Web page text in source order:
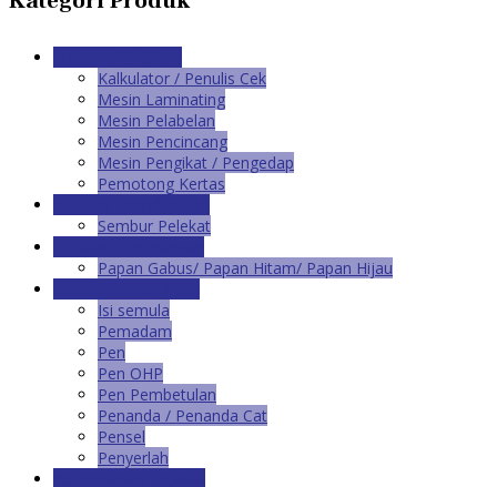
Kalkulator / Penulis Cek
Mesin Laminating
Mesin Pelabelan
Mesin Pencincang
Mesin Pengikat / Pengedap
Pemotong Kertas
Sembur Pelekat
Papan Gabus/ Papan Hitam/ Papan Hijau
Isi semula
Pemadam
Pen
Pen OHP
Pen Pembetulan
Penanda / Penanda Cat
Pensel
Penyerlah